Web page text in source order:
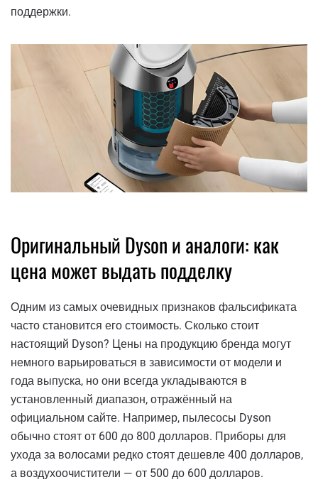
поддержки.
Оригинальный Dyson и аналоги: как
цена может выдать подделку
Одним из самых очевидных признаков фальсификата
часто становится его стоимость. Сколько стоит
настоящий Dyson? Цены на продукцию бренда могут
немного варьироваться в зависимости от модели и
года выпуска, но они всегда укладываются в
установленный диапазон, отражённый на
официальном сайте. Например, пылесосы Dyson
обычно стоят от 600 до 800 долларов. Приборы для
ухода за волосами редко стоят дешевле 400 долларов,
а воздухоочистители — от 500 до 600 долларов.